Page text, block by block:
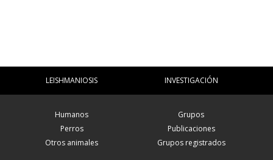
LEISHMANIOSIS INVESTIGACIÓN
Humanos
Grupos
Perros
Publicaciones
Otros animales
Grupos registrados